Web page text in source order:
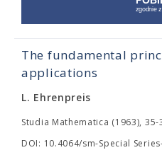
The fundamental
applications
L. Ehrenpreis
Studia Mathematica (1963), 35-
DOI: 10.4064/sm-Special